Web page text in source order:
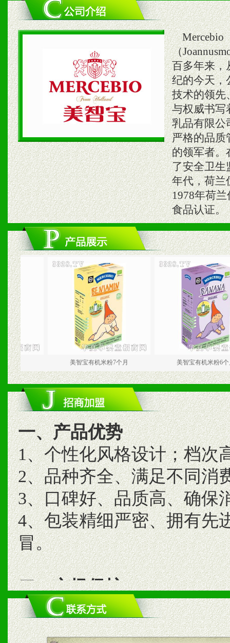
Mercebio
（
百多年来，
纪的今天，
技术的领先
与权威书写
乳品有限公
严格的品质
的领军者。
了安全卫生
年代，荷兰
1978年荷
食品认证。
美智宝有机米粉7个月 美智宝有机米粉6个月
一、产品优势
1、个性化风格设计；档次
2、品种齐全、满足不同消
3、口碑好、品质高、确保
4、包装精细严密、拥有先
冒。
二、市场保护
1、统一市场价格；建立全
商利润。